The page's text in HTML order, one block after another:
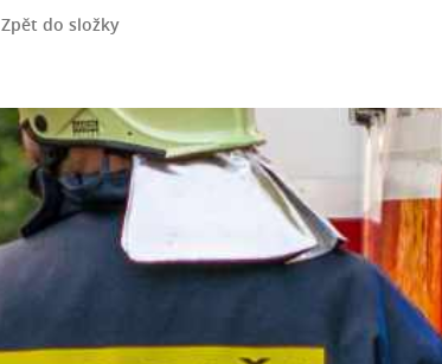
Zpět do složky